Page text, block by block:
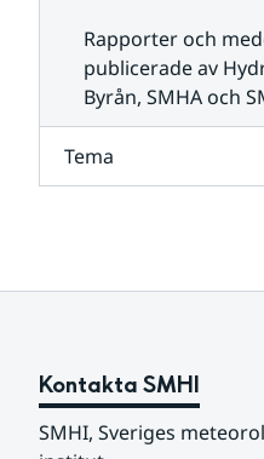
Rapporter och
publicerade av
Byrån, SMHA och
Tema
Kontakta SMHI
SMHI, Sveriges